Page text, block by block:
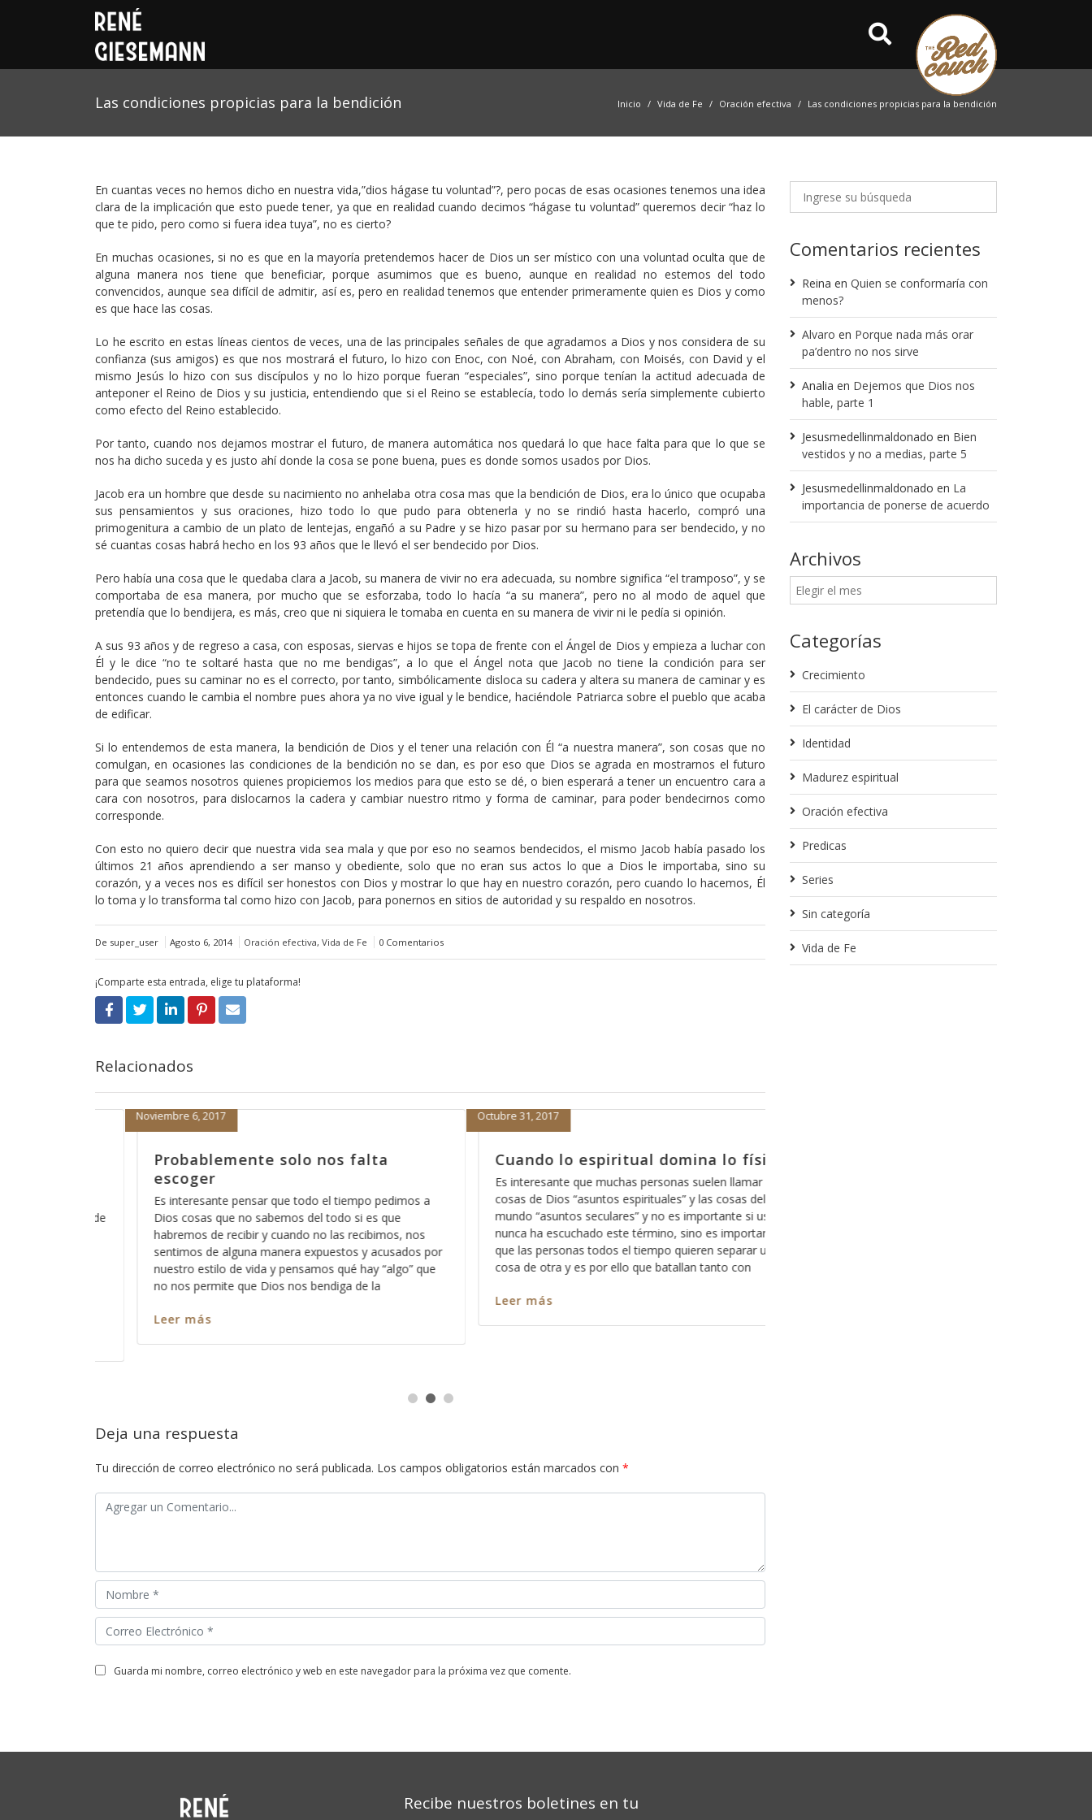
Las condiciones propicias para la bendición Inicio Vida de Fe Oración efectiva Las condiciones propicias para la bendición
En cuantas veces no hemos dicho en nuestra vida,”dios hágase tu voluntad”?, pero pocas de esas ocasiones tenemos una idea
clara de la implicación que esto puede tener, ya que en realidad cuando decimos “hágase tu voluntad” queremos decir “haz lo
que te pido, pero como si fuera idea tuya”, no es cierto?
En muchas ocasiones, si no es que en la mayoría pretendemos hacer de Dios un ser místico con una voluntad oculta que de
alguna manera nos tiene que beneficiar, porque asumimos que es bueno, aunque en realidad no estemos del todo
convencidos, aunque sea difícil de admitir, así es, pero en realidad tenemos que entender primeramente quien es Dios y como
es que hace las cosas.
Lo he escrito en estas líneas cientos de veces, una de las principales señales de que agradamos a Dios y nos considera de su
confianza (sus amigos) es que nos mostrará el futuro, lo hizo con Enoc, con Noé, con Abraham, con Moisés, con David y el
mismo Jesús lo hizo con sus discípulos y no lo hizo porque fueran “especiales”, sino porque tenían la actitud adecuada de
anteponer el Reino de Dios y su justicia, entendiendo que si el Reino se establecía, todo lo demás sería simplemente cubierto
como efecto del Reino establecido.
Por tanto, cuando nos dejamos mostrar el futuro, de manera automática nos quedará lo que hace falta para que lo que se
nos ha dicho suceda y es justo ahí donde la cosa se pone buena, pues es donde somos usados por Dios.
Jacob era un hombre que desde su nacimiento no anhelaba otra cosa mas que la bendición de Dios, era lo único que ocupaba
sus pensamientos y sus oraciones, hizo todo lo que pudo para obtenerla y no se rindió hasta hacerlo, compró una
primogenitura a cambio de un plato de lentejas, engañó a su Padre y se hizo pasar por su hermano para ser bendecido, y no
sé cuantas cosas habrá hecho en los 93 años que le llevó el ser bendecido por Dios.
Pero había una cosa que le quedaba clara a Jacob, su manera de vivir no era adecuada, su nombre significa “el tramposo”, y se
comportaba de esa manera, por mucho que se esforzaba, todo lo hacía “a su manera”, pero no al modo de aquel que
pretendía que lo bendijera, es más, creo que ni siquiera le tomaba en cuenta en su manera de vivir ni le pedía si opinión.
A sus 93 años y de regreso a casa, con esposas, siervas e hijos se topa de frente con el Ángel de Dios y empieza a luchar con
Él y le dice “no te soltaré hasta que no me bendigas”, a lo que el Ángel nota que Jacob no tiene la condición para ser
bendecido, pues su caminar no es el correcto, por tanto, simbólicamente disloca su cadera y altera su manera de caminar y es
entonces cuando le cambia el nombre pues ahora ya no vive igual y le bendice, haciéndole Patriarca sobre el pueblo que acaba
de edificar.
Si lo entendemos de esta manera, la bendición de Dios y el tener una relación con Él “a nuestra manera”, son cosas que no
comulgan, en ocasiones las condiciones de la bendición no se dan, es por eso que Dios se agrada en mostrarnos el futuro
para que seamos nosotros quienes propiciemos los medios para que esto se dé, o bien esperará a tener un encuentro cara a
cara con nosotros, para dislocarnos la cadera y cambiar nuestro ritmo y forma de caminar, para poder bendecirnos como
corresponde.
Con esto no quiero decir que nuestra vida sea mala y que por eso no seamos bendecidos, el mismo Jacob había pasado los
últimos 21 años aprendiendo a ser manso y obediente, solo que no eran sus actos lo que a Dios le importaba, sino su
corazón, y a veces nos es difícil ser honestos con Dios y mostrar lo que hay en nuestro corazón, pero cuando lo hacemos, Él
lo toma y lo transforma tal como hizo con Jacob, para ponernos en sitios de autoridad y su respaldo en nosotros.
De super_user Agosto 6, 2014 Oración efectiva, Vida de Fe 0 Comentarios
¡Comparte esta entrada, elige tu plataforma!
Relacionados
Cuando lo espiritual domina lo físico
Octubre 31, 2017
Es interesante que muchas personas suelen llamar a las
cosas de Dios “asuntos espirituales” y las cosas del
mundo “asuntos seculares” y no es importante si usted
nunca ha escuchado este término, sino es importante
que las personas todos el tiempo quieren separar una
cosa de otra y es por ello que batallan tanto con
Se ha atrevido a pensar en ser
amante de Dios?
Octubre 24, 2017
Le voy a ser honesto, el meternos con Dios es una de
las aventuras más emocionantes que podemos
emprender, el detalle es que aceptemos involucrarnos
con Dios como él pretende que lo hagamos y no solo
que lo hagamos a nuestra propia manera, pues
su amor
Deja una respuesta
Tu dirección de correo electrónico no será publicada. Los campos obligatorios están marcados con *
guarda mi nombre, correo electrónico y web en este navegador para la próxima vez que comente.
Comentarios recientes
Reina en Quien se conformaría con
menos?
Alvaro en Porque nada más orar
pa’dentro no nos sirve
Analia en Dejemos que Dios nos
hable, parte 1
Jesusmedellinmaldonado en Bien
vestidos y no a medias, parte 5
Jesusmedellinmaldonado en La
importancia de ponerse de acuerdo
Archivos
Categorías
Crecimiento
El carácter de Dios
Identidad
Madurez espiritual
Oración efectiva
Predicas
Series
Sin categoría
Vida de Fe
Recibe nuestros boletines en tu